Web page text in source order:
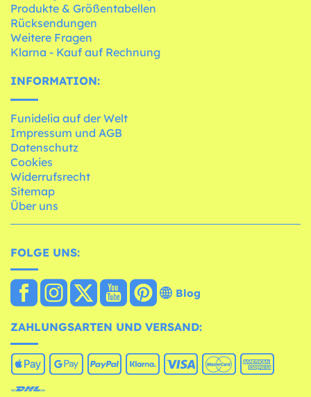
Produkte & Größentabellen
Rücksendungen
Weitere Fragen
Klarna - Kauf auf Rechnung
INFORMATION:
Funidelia auf der Welt
Impressum und AGB
Datenschutz
Cookies
Widerrufsrecht
Sitemap
Über uns
FOLGE UNS:
Blog
ZAHLUNGSARTEN UND VERSAND: